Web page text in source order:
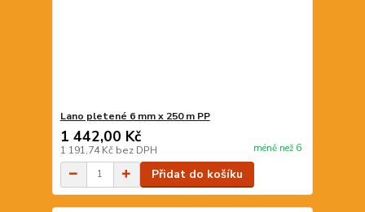
Lano pletené 6 mm x 250 m PP
1 442,00 Kč
1 191,74 Kč bez DPH méně než 6
Přidat do košíku